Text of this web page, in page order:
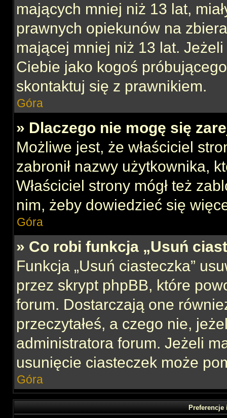
mających mniej niż 13 lat,
prawnych opiekunów na
mającej mniej niż 13 lat.
Ciebie jako kogoś
skontaktuj się z prawnikiem.
Góra
» Dlaczego nie mogę się
Możliwe jest, że właściciel
zabronił nazwy użytkownika,
Właściciel strony mógł też
nim, żeby dowiedzieć się
Góra
» Co robi funkcja „Usuń
Funkcja „Usuń ciasteczka”
przez skrypt phpBB, które
forum. Dostarczają one
przeczytałeś, a czego nie,
administratora forum. Jeżeli
usunięcie ciasteczek może
Góra